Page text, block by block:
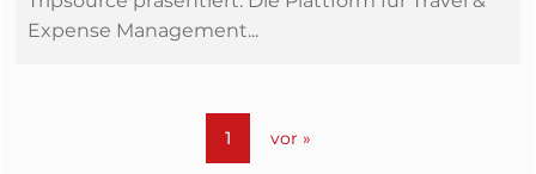
Expense Management...
1 vor »